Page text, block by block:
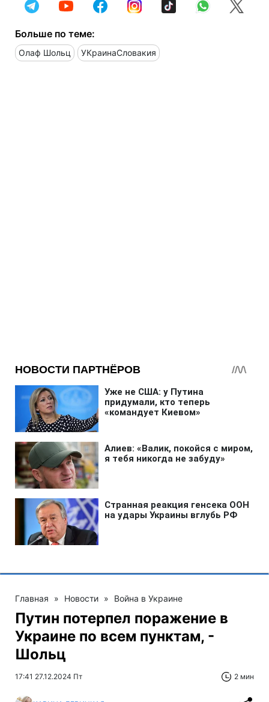
Больше по теме:
Олаф Шольц УКраинаСловакия
Главная » Новости » Война в Украине
Путин потерпел поражение в
Украине по всем пунктам, -
Шольц
17:41 27.12.2024 Пт 2 мин